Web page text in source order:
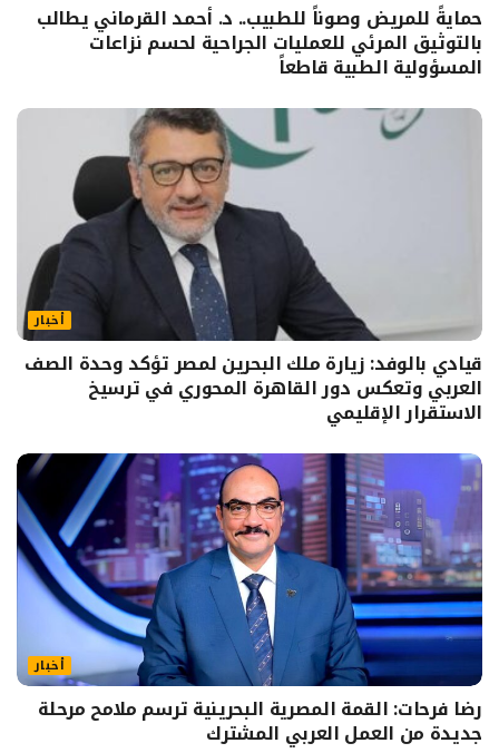
حمايةً للمريض وصوناً للطبيب.. د. أحمد القرماني يطالب
بالتوثيق المرئي للعمليات الجراحية لحسم نزاعات
المسؤولية الطبية قاطعاً
أخبار
قيادي بالوفد: زيارة ملك البحرين لمصر تؤكد وحدة الصف
العربي وتعكس دور القاهرة المحوري في ترسيخ
الاستقرار الإقليمي
أخبار
رضا فرحات: القمة المصرية البحرينية ترسم ملامح مرحلة
جديدة من العمل العربي المشترك